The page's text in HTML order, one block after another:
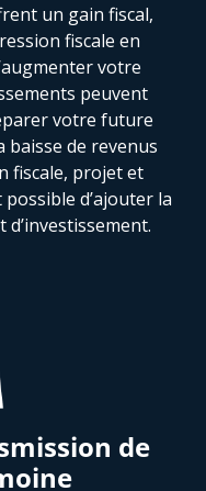
un gain fiscal,
fiscale en
votre
peuvent
votre future
baisse de revenus
fiscale, projet et
d’ajouter la
de